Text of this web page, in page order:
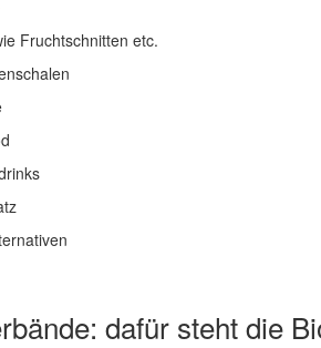
Fruchtschnitten etc.
dafür steht die